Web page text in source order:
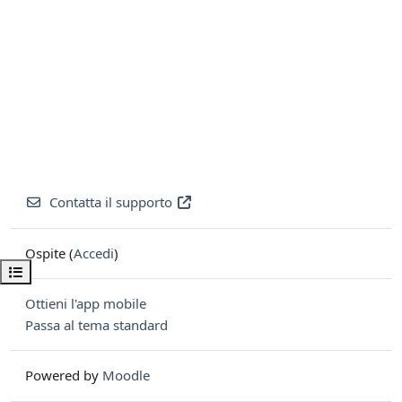
Apri indice del corso
Contatta il supporto
Ospite (Accedi)
Ottieni l'app mobile
Passa al tema standard
Powered by Moodle